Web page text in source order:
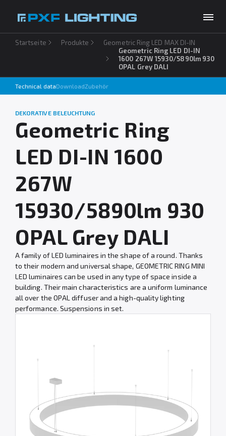
Produkte
Unternehmen
Choose your language DE
Startseite Produkte
Geometric Ring LED MAX DI-IN
Geometric Ring LED DI-IN
1600 267W 15930/5890lm 930
OPAL Grey DALI
Technical dataDownloadZubehör
DEKORATIVE BELEUCHTUNG
Geometric Ring
LED DI-IN 1600
267W
15930/5890lm 930
OPAL Grey DALI
A family of LED luminaires in the shape of a round. Thanks
to their modern and universal shape, GEOMETRIC RING MINI
LED luminaires can be used in any type of space inside a
building. Their main characteristics are a uniform luminance
all over the OPAL diffuser and a high-quality lighting
performance. Suspensions in set.